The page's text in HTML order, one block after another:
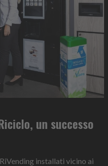
un successo
installati vicino ai